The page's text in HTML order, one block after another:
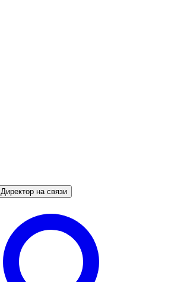
Директор на связи